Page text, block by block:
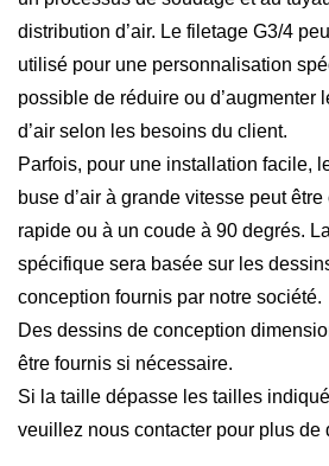
distribution d’air. Le filetage G3/4
utilisé pour une personnalisation
possible de réduire ou d’augmenter
d’air selon les besoins du client.
Parfois, pour une installation facile,
buse d’air à grande vitesse peut
rapide ou à un coude à 90 degrés.
spécifique sera basée sur les
conception fournis par notre société.
Des dessins de conception
être fournis si nécessaire.
Si la taille dépasse les tailles
veuillez nous contacter pour plus de